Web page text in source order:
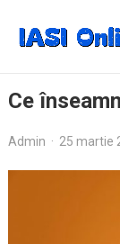
Ce
Admin · 25 martie